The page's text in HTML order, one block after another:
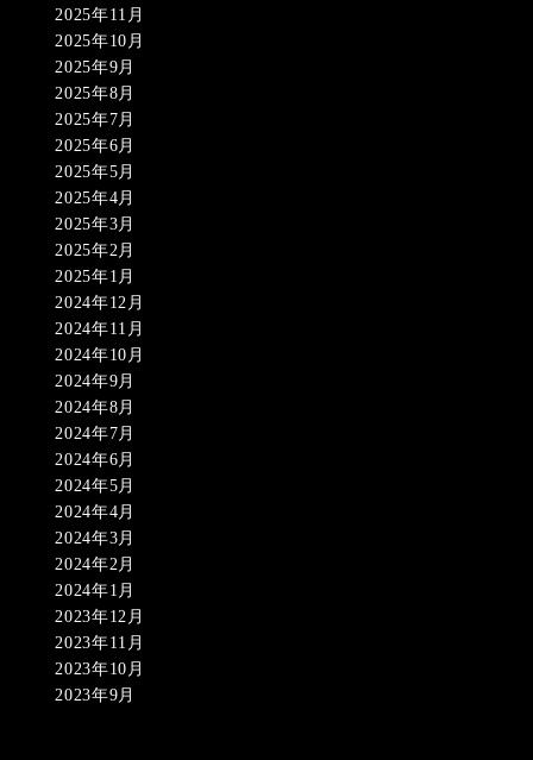
2025年11月
2025年10月
2025年9月
2025年8月
2025年7月
2025年6月
2025年5月
2025年4月
2025年3月
2025年2月
2025年1月
2024年12月
2024年11月
2024年10月
2024年9月
2024年8月
2024年7月
2024年6月
2024年5月
2024年4月
2024年3月
2024年2月
2024年1月
2023年12月
2023年11月
2023年10月
2023年9月